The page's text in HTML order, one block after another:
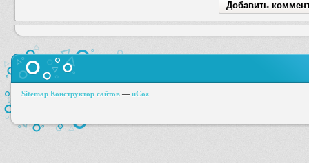
Sitemap Конструктор сайтов — uCoz